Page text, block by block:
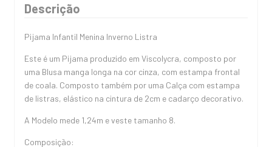
Descrição
Pijama Infantil Menina Inverno Listra
Este é um Pijama produzido em Viscolycra, composto por
uma Blusa manga longa na cor cinza, com estampa frontal
de coala. Composto também por uma Calça com estampa
de listras, elástico na cintura de 2cm e cadarço decorativo.
A Modelo mede 1,24m e veste tamanho 8.
Composição: